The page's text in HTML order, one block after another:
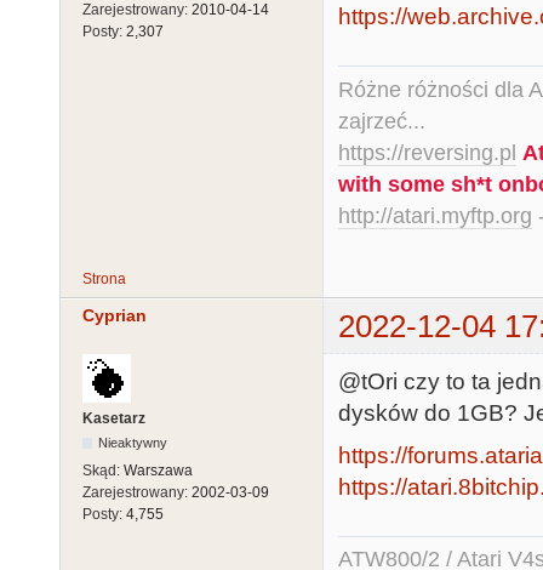
Zarejestrowany: 2010-04-14
Posty: 2,307
https://
Różne różności dla
zajrzeć...
https://reversing.pl
with some sh*t
http://atari.myftp.org
Strona
Cyprian 2022-12-04
Kasetarz
Nieaktywny
Skąd: Warszawa
Zarejestrowany: 2002-03-09
Posty: 4,755
@tOri czy to ta
dysków do 1GB?
https://
https://
ATW800/2 / Atari